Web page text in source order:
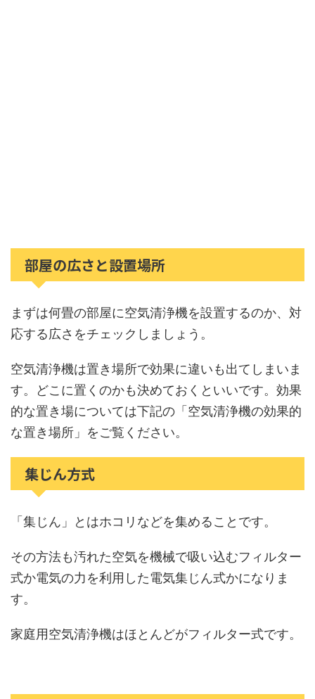
部屋の広さと設置場所
まずは何畳の部屋に空気清浄機を設置するのか、対
応する広さをチェックしましょう。
空気清浄機は置き場所で効果に違いも出てしまいま
す。どこに置くのかも決めておくといいです。効果
的な置き場については下記の「空気清浄機の効果的
な置き場所」 をご覧ください。
集じん方式
「集じん」とはホコリなどを集めることです。
その方法も汚れた空気を機械で吸い込むフィルター
式か電気の力を利用した電気集じん式かになりま
す。
家庭用空気清浄機はほとんどがフィルター式です。